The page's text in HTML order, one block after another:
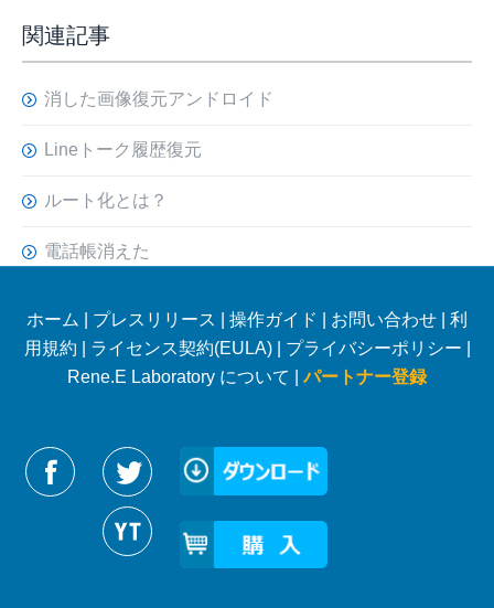
関連記事
消した画像復元アンドロイド
Lineトーク履歴復元
ルート化とは？
電話帳消えた
ホーム プレスリリース 操作ガイド お問い合わせ
利
用規約
ライセンス契約(EULA)| プライバシーポリシー
Rene.E Laboratory について |パートナー登録
Reneelabをフォローする